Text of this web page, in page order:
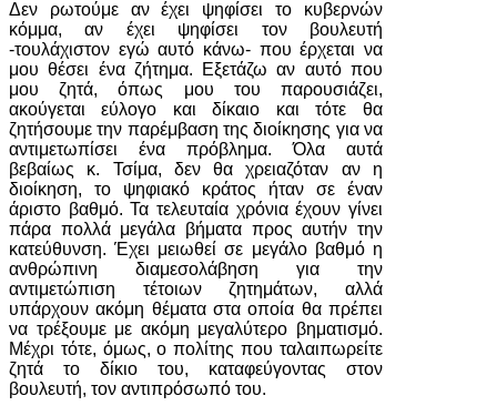
Δεν ρωτούμε αν έχει ψηφίσει το κυβερνών
κόμμα, αν έχει ψηφίσει τον βουλευτή
-τουλάχιστον εγώ αυτό κάνω- που έρχεται να
μου θέσει ένα ζήτημα. Εξετάζω αν αυτό που
μου ζητά, όπως μου του παρουσιάζει,
ακούγεται εύλογο και δίκαιο και τότε θα
ζητήσουμε την παρέμβαση της διοίκησης για να
αντιμετωπίσει ένα πρόβλημα. Όλα αυτά
βεβαίως κ. Τσίμα, δεν θα χρειαζόταν αν η
διοίκηση, το ψηφιακό κράτος ήταν σε έναν
άριστο βαθμό. Τα τελευταία χρόνια έχουν γίνει
πάρα πολλά μεγάλα βήματα προς αυτήν την
κατεύθυνση. Έχει μειωθεί σε μεγάλο βαθμό η
ανθρώπινη διαμεσολάβηση για την
αντιμετώπιση τέτοιων ζητημάτων, αλλά
υπάρχουν ακόμη θέματα στα οποία θα πρέπει
να τρέξουμε με ακόμη μεγαλύτερο βηματισμό.
Μέχρι τότε, όμως, ο πολίτης που ταλαιπωρείτε
ζητά το δίκιο του, καταφεύγοντας στον
βουλευτή, τον αντιπρόσωπό του.